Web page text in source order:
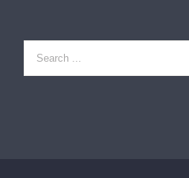
Search
for: